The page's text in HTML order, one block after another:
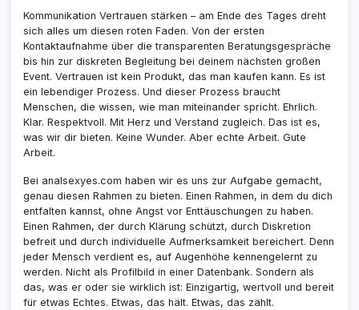
Kommunikation Vertrauen stärken – am Ende des Tages dreht
sich alles um diesen roten Faden. Von der ersten
Kontaktaufnahme über die transparenten Beratungsgespräche
bis hin zur diskreten Begleitung bei deinem nächsten großen
Event. Vertrauen ist kein Produkt, das man kaufen kann. Es ist
ein lebendiger Prozess. Und dieser Prozess braucht
Menschen, die wissen, wie man miteinander spricht. Ehrlich.
Klar. Respektvoll. Mit Herz und Verstand zugleich. Das ist es,
was wir dir bieten. Keine Wunder. Aber echte Arbeit. Gute
Arbeit.
Bei analsexyes.com haben wir es uns zur Aufgabe gemacht,
genau diesen Rahmen zu bieten. Einen Rahmen, in dem du dich
entfalten kannst, ohne Angst vor Enttäuschungen zu haben.
Einen Rahmen, der durch Klärung schützt, durch Diskretion
befreit und durch individuelle Aufmerksamkeit bereichert. Denn
jeder Mensch verdient es, auf Augenhöhe kennengelernt zu
werden. Nicht als Profilbild in einer Datenbank. Sondern als
das, was er oder sie wirklich ist: Einzigartig, wertvoll und bereit
für etwas Echtes. Etwas, das hält. Etwas, das zählt.